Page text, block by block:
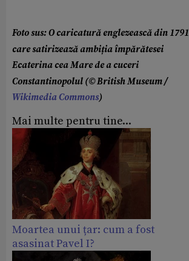
Foto sus: O caricatură englezească din 1791
care satirizează ambiția împărătesei
Ecaterina cea Mare de a cuceri
Constantinopolul (© British Museum /
Wikimedia Commons)
Mai multe pentru tine...
Moartea unui țar: cum a fost
asasinat Pavel I?